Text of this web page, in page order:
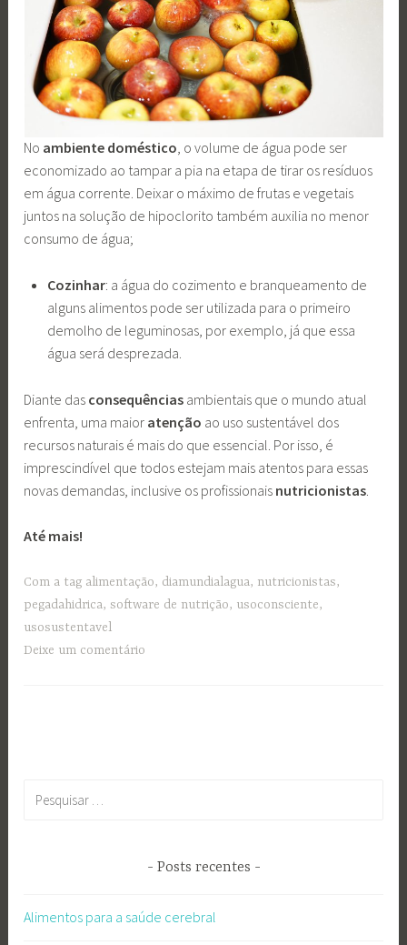
No ambiente doméstico, o volume de água pode ser
economizado ao tampar a pia na etapa de tirar os resíduos
em água corrente. Deixar o máximo de frutas e vegetais
juntos na solução de hipoclorito também auxilia no menor
consumo de água;
Cozinhar: a água do cozimento e branqueamento de
alguns alimentos pode ser utilizada para o primeiro
demolho de leguminosas, por exemplo, já que essa
água será desprezada.
Diante das consequências ambientais que o mundo atual
enfrenta, uma maior atenção ao uso sustentável dos
recursos naturais é mais do que essencial. Por isso, é
imprescindível que todos estejam mais atentos para essas
novas demandas, inclusive os profissionais nutricionistas
Até mais!
Com a tag alimentação, diamundialagua, nutricionistas,
pegadahidrica,software de nutrição, usoconsciente,
usosustentavel
Deixe um comentário
Posts recentes
Alimentos para a saúde cerebral